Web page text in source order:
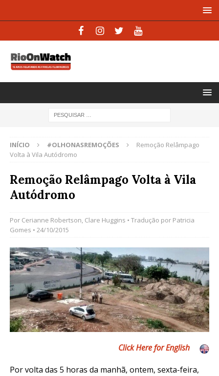
INÍCIO #OLHONASREMOÇÕES
Remoção Relâmpago
Volta à Vila Autódromo
Remoção Relâmpago Volta à Vila
Autódromo
Por Cerianne Robertson, Clare Huggins • Tradução por Patricia
Gomes • 24/10/2015
Click Here for English
Por volta das 5 horas da manhã, ontem, sexta-feira,